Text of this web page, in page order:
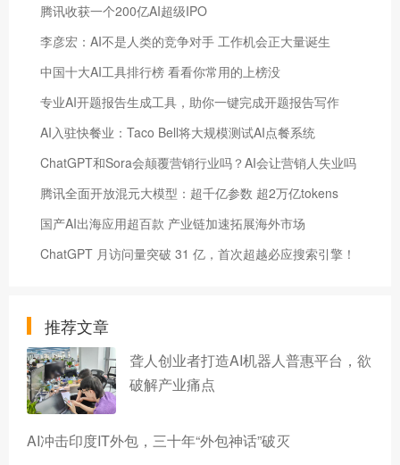
腾讯收获一个200亿AI超级IPO
李彦宏：AI不是人类的竞争对手 工作机会正大量诞生
中国十大AI工具排行榜 看看你常用的上榜没
专业AI开题报告生成工具，助你一键完成开题报告写作
AI入驻快餐业：Taco Bell将大规模测试AI点餐系统
ChatGPT和Sora会颠覆营销行业吗？AI会让营销人失业吗
腾讯全面开放混元大模型：超千亿参数 超2万亿tokens
国产AI出海应用超百款 产业链加速拓展海外市场
ChatGPT 月访问量突破 31 亿，首次超越必应搜索引擎！
推荐文章
聋人创业者打造AI机器人普惠平台，欲
破解产业痛点
AI冲击印度IT外包，三十年“外包神话”破灭